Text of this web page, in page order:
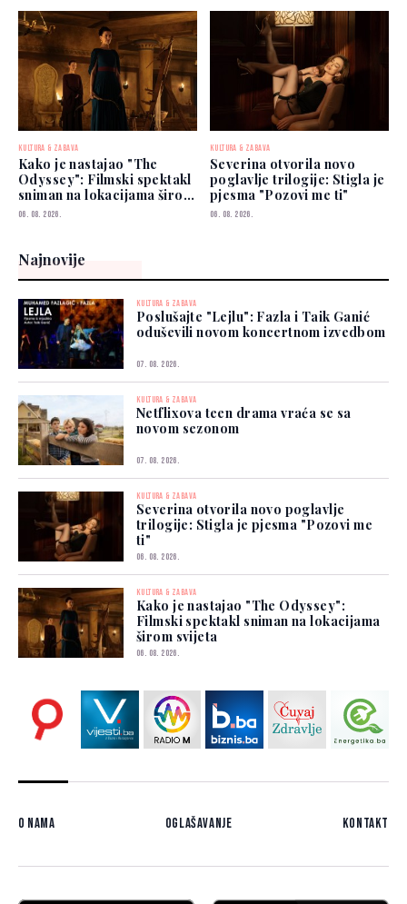
KULTURA & ZABAVA
Kako je nastajao "The
Odyssey": Filmski spektakl
sniman na lokacijama širom
svijeta
06. 08. 2026.
KULTURA & ZABAVA
Severina otvorila novo
poglavlje trilogije: Stigla je
pjesma "Pozovi me ti"
06. 08. 2026.
Najnovije
KULTURA & ZABAVA
Poslušajte "Lejlu": Fazla i Taik Ganić
oduševili novom koncertnom izvedbom
07. 08. 2026.
KULTURA & ZABAVA
Netflixova teen drama vraća se sa
novom sezonom
07. 08. 2026.
KULTURA & ZABAVA
Severina otvorila novo poglavlje
trilogije: Stigla je pjesma "Pozovi me
ti"
06. 08. 2026.
KULTURA & ZABAVA
Kako je nastajao "The Odyssey":
Filmski spektakl sniman na lokacijama
širom svijeta
06. 08. 2026.
O nama Oglašavanje Kontakt